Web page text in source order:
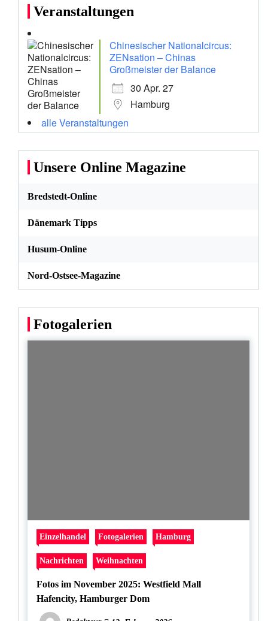
Veranstaltungen
Chinesischer Nationalcircus:
ZENsation – Chinas
Großmeister der Balance
30 Apr. 27
Hamburg
alle Veranstaltungen
Unsere Online Magazine
Bredstedt-Online
Dänemark Tipps
Husum-Online
Nord-Ostsee-Magazine
Fotogalerien
Einzelhandel Fotogalerien Hamburg
Nachrichten Weihnachten
Fotos im November 2025: Westfield Mall
Hafencity, Hamburger Dom